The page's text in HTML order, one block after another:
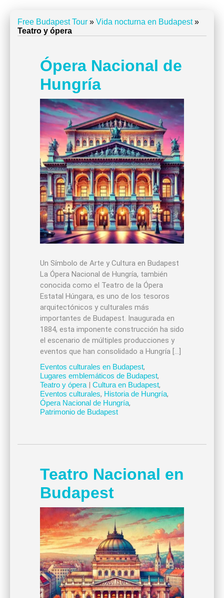
Free Budapest Tour » Vida nocturna en Budapest»
Teatro y ópera
Ópera Nacional de
Hungría
Un Símbolo de Arte y Cultura en Budapest
La Ópera Nacional de Hungría, también
conocida como el Teatro de la Ópera
Estatal Húngara, es uno de los tesoros
arquitectónicos y culturales más
importantes de Budapest. Inaugurada en
1884, esta imponente construcción ha sido
el escenario de múltiples producciones y
eventos que han consolidado a Hungría […]
Eventos culturales en Budapest,
Lugares emblemáticos de Budapest,
Teatro y ópera| Cultura en Budapest,
Eventos culturales, Historia de Hungría,
Ópera Nacional de Hungría,
Patrimonio de Budapest
Teatro Nacional en
Budapest